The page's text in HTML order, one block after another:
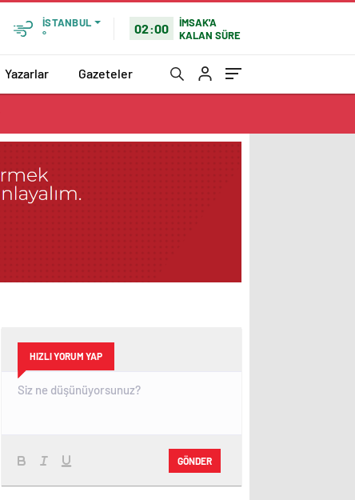
İSTANBUL
°
02:00
İMSAK'A
KALAN SÜRE
Yazarlar Gazeteler
HIZLI YORUM YAP
GÖNDER